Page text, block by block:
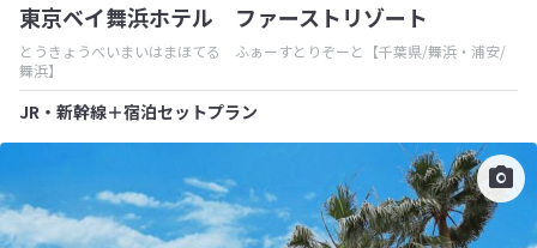
東京ベイ舞浜ホテル ファーストリゾート
とうきょうべいまいはまほてる ふぁーすとりぞーと
【千葉県/舞浜・浦安/
舞浜】
JR・新幹線＋宿泊セットプラン